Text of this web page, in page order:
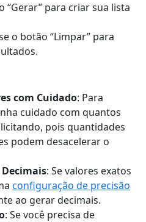
“Gerar” para criar sua lista
o botão “Limpar” para
com Cuidado: Para
cuidado com quantos
pois quantidades
podem desacelerar o
: Se valores exatos
configuração de precisão
ao gerar decimais.
: Se você precisa de